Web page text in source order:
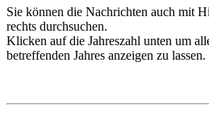
Sie können die Nachrichten auch mit
rechts durchsuchen.
Klicken auf die Jahreszahl unten um
betreffenden Jahres anzeigen zu lassen.